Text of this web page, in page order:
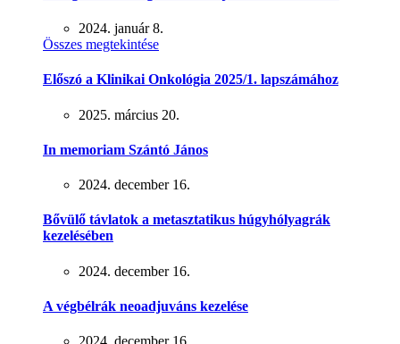
2024. január 8.
Összes megtekintése
Előszó a Klinikai Onkológia 2025/1. lapszámához
2025. március 20.
In memoriam Szántó János
2024. december 16.
Bővülő távlatok a metasztatikus húgyhólyagrák
kezelésében
2024. december 16.
A végbélrák neoadjuváns kezelése